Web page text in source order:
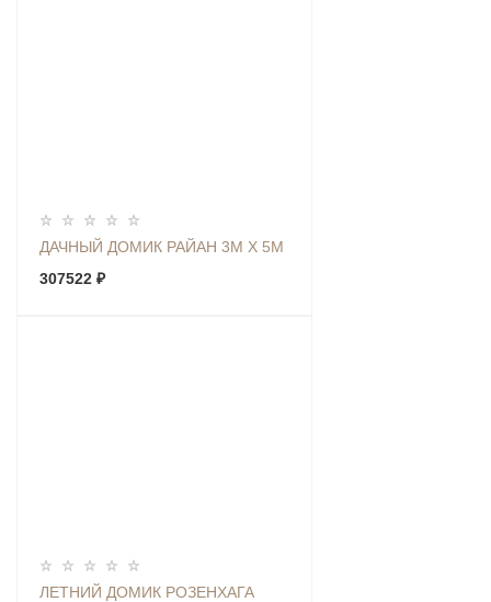
ДАЧНЫЙ ДОМИК РАЙАН 3М Х 5М
307522 ₽
ЛЕТНИЙ ДОМИК РОЗЕНХАГА